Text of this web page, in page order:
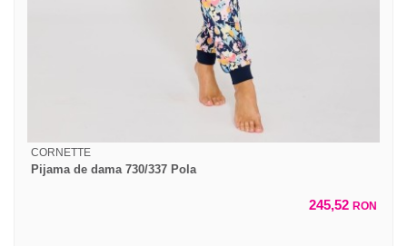
CORNETTE
Pijama de dama 730/337 Pola
245,52 RON